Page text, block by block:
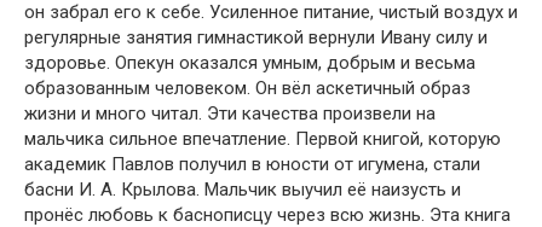
он забрал его к себе. Усиленное питание, чистый воздух и
регулярные занятия гимнастикой вернули Ивану силу и
здоровье. Опекун оказался умным, добрым и весьма
образованным человеком. Он вёл аскетичный образ
жизни и много читал. Эти качества произвели на
мальчика сильное впечатление. Первой книгой, которую
академик Павлов получил в юности от игумена, стали
басни И. А. Крылова. Мальчик выучил её наизусть и
пронёс любовь к баснописцу через всю жизнь. Эта книга